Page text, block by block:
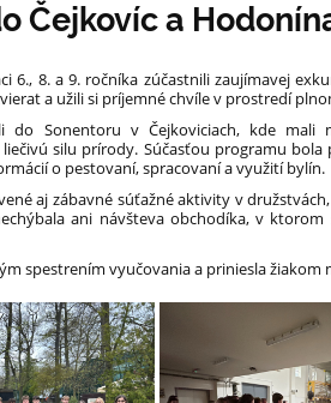
Čejkovíc a
6., 8. a 9. ročníka zúčastnili zaujímavej
a užili si príjemné chvíle v prostredí
do Sonentoru v Čejkoviciach, kde
silu prírody. Súčasťou programu bola
o pestovaní, spracovaní a využití bylín.
aj zábavné súťažné aktivity v
ani návšteva obchodíka, v
spestrením vyučovania a priniesla